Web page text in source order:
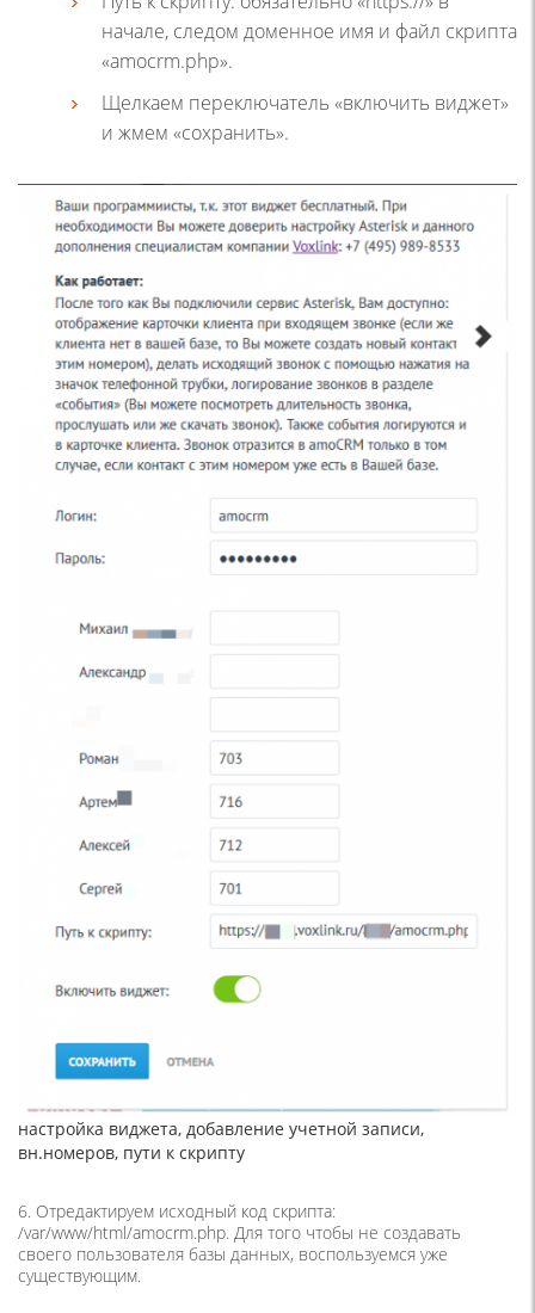
начале, следом доменное имя и файл скрипта
«amocrm.php».
Щелкаем переключатель «включить виджет»
и жмем «сохранить».
настройка виджета, добавление учетной записи,
вн.номеров, пути к скрипту
6. Отредактируем исходный код скрипта:
/var/www/html/amocrm.php. Для того чтобы не создавать
своего пользователя базы данных, воспользуемся уже
существующим.